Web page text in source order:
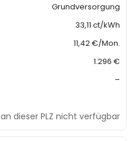
Grundversorgung
33,11 ct/kWh
11,42 €/Mon.
1.296 €
–
an dieser PLZ nicht verfügbar